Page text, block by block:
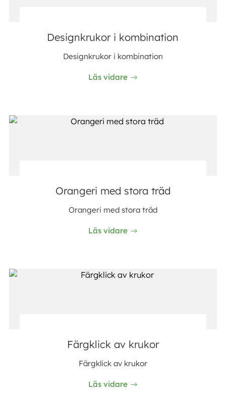
Designkrukor i kombination
Designkrukor i kombination
Läs vidare
Orangeri med stora träd
Orangeri med stora träd
Läs vidare
Färgklick av krukor
Färgklick av krukor
Läs vidare